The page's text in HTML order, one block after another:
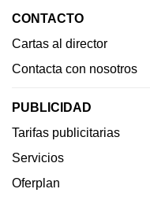
CONTACTO
Cartas al director
Contacta con nosotros
PUBLICIDAD
Tarifas publicitarias
Servicios
Oferplan